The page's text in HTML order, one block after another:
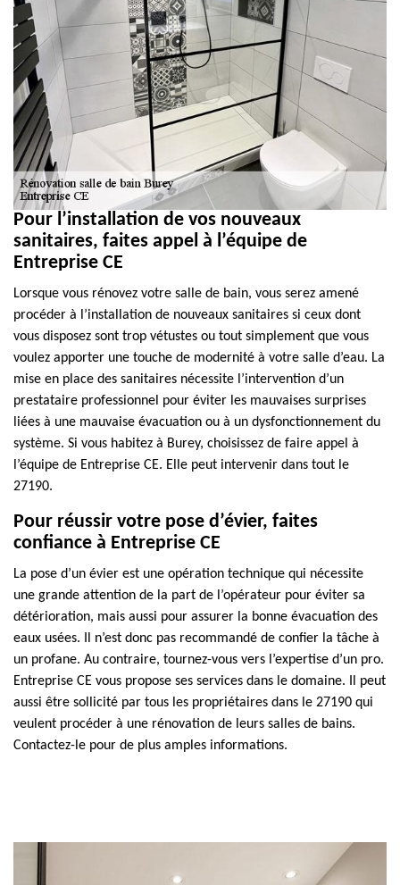
Pour l’installation de vos nouveaux
sanitaires, faites appel à l’équipe de
Entreprise CE
Lorsque vous rénovez votre salle de bain, vous serez amené
procéder à l’installation de nouveaux sanitaires si ceux dont
vous disposez sont trop vétustes ou tout simplement que vous
voulez apporter une touche de modernité à votre salle d’eau. La
mise en place des sanitaires nécessite l’intervention d’un
prestataire professionnel pour éviter les mauvaises surprises
liées à une mauvaise évacuation ou à un dysfonctionnement du
système. Si vous habitez à Burey, choisissez de faire appel à
l’équipe de Entreprise CE. Elle peut intervenir dans tout le
27190.
Pour réussir votre pose d’évier, faites
confiance à Entreprise CE
La pose d’un évier est une opération technique qui nécessite
une grande attention de la part de l’opérateur pour éviter sa
détérioration, mais aussi pour assurer la bonne évacuation des
eaux usées. Il n’est donc pas recommandé de confier la tâche à
un profane. Au contraire, tournez-vous vers l’expertise d’un pro.
Entreprise CE vous propose ses services dans le domaine. Il peut
aussi être sollicité par tous les propriétaires dans le 27190 qui
veulent procéder à une rénovation de leurs salles de bains.
Contactez-le pour de plus amples informations.